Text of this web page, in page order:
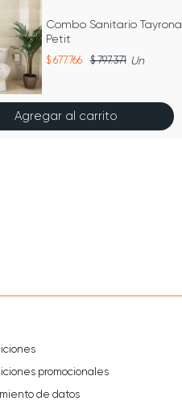
Combo Sanitario Tayrona
Petit
677.766 797.371 Un
Agregar al carrito
promocionales
de datos